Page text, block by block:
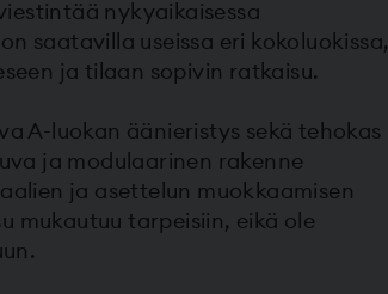
nykyaikaisessa
saatavilla useissa eri kokoluokissa,
ja tilaan sopivin ratkaisu.
A-luokan äänieristys sekä tehokas
ja modulaarinen rakenne
ja asettelun muokkaamisen
mukautuu tarpeisiin, eikä ole